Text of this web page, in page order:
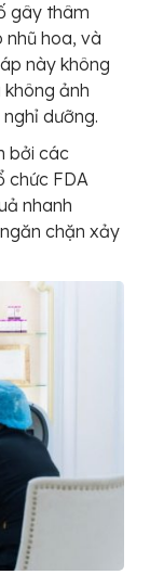
gây thâm
nhũ hoa, và
này không
ảnh
dưỡng.
bởi các
chức FDA
nhanh
chặn xảy